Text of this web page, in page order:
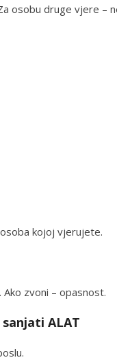
osobu druge vjere –
kojoj vjerujete.
zvoni – opasnost.
ALAT